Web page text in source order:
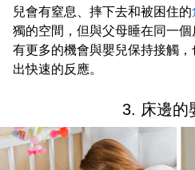
兒會有窒息、摔下去和被困住的
獨的空間，但與父母睡在同一
有更多的機會與嬰兒保持接觸
出快速的反應。
3. 床邊的